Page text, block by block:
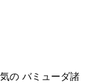
の バミューダ諸